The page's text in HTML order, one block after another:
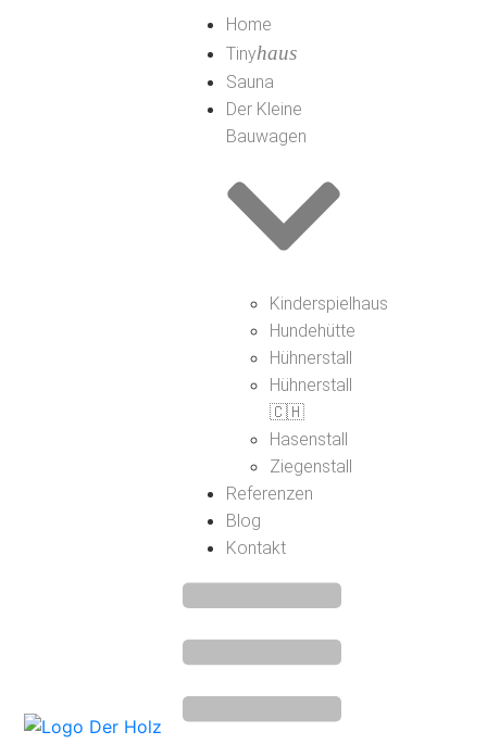
Home
Tinyhaus
Sauna
Der Kleine
Bauwagen
Kinderspielhaus
Hundehütte
Hühnerstall
Hühnerstall
🇨🇭
Hasenstall
Ziegenstall
Referenzen
Blog
Kontakt